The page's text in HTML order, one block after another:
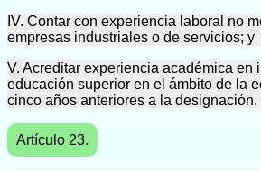
IV. Contar con experiencia laboral no
empresas industriales o de servicios; y
V. Acreditar experiencia académica en
educación superior en el ámbito de la
cinco años anteriores a la designación.
Artículo 23.